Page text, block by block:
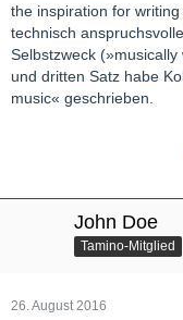
the inspiration for
technisch
Selbstzweck
und dritten Satz habe
music« geschrieben.
John Doe
Tamino-Mitglied
26. August 2016